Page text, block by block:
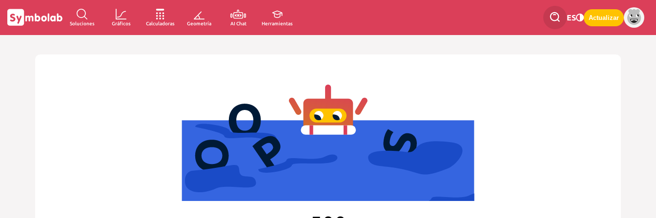
Soluciones Gráficos Calculadoras Geometría AI Chat Herramientas
ES Actualizar